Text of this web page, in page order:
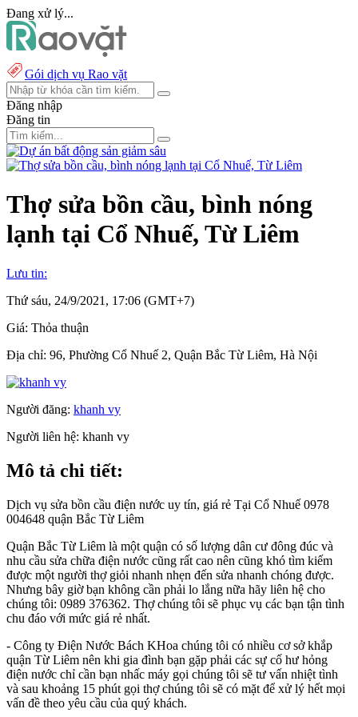
Đang xử lý...
Gói dịch vụ Rao vặt
Đăng nhập
Đăng tin
Thợ sửa bồn cầu, bình nóng
lạnh tại Cổ Nhuế, Từ Liêm
Lưu tin:
Thứ sáu, 24/9/2021, 17:06 (GMT+7)
Giá: Thỏa thuận
Địa chỉ: 96, Phường Cổ Nhuế 2, Quận Bắc Từ Liêm, Hà Nội
Người đăng: khanh vy
Người liên hệ: khanh vy
Mô tả chi tiết:
Dịch vụ sửa bồn cầu điện nước uy tín, giá rẻ Tại Cổ Nhuế 0978
004648 quận Bắc Từ Liêm
Quận Bắc Từ Liêm là một quận có số lượng dân cư đông đúc và
nhu cầu sửa chữa điện nước cũng rất cao nên cũng khó tìm kiếm
được một người thợ giỏi nhanh nhẹn đến sửa nhanh chóng được.
Nhưng bây giờ bạn không cần phải lo lắng nữa hãy liên hệ cho
chúng tôi: 0989 376362. Thợ chúng tôi sẽ phục vụ các bạn tận tình
chu đáo với mức giá rẻ nhất.
- Công ty Điện Nước Bách KHoa chúng tôi có nhiều cơ sở khắp
quận Từ Liêm nên khi gia đình bạn gặp phải các sự cố hư hỏng
điện nước chỉ cần bạn nhấc máy gọi chúng tôi sẽ tư vấn nhiệt tình
và sau khoảng 15 phút gọi thợ chúng tôi sẽ có mặt để xử lý hết mọi
vấn đề theo yêu cầu của quý khách.